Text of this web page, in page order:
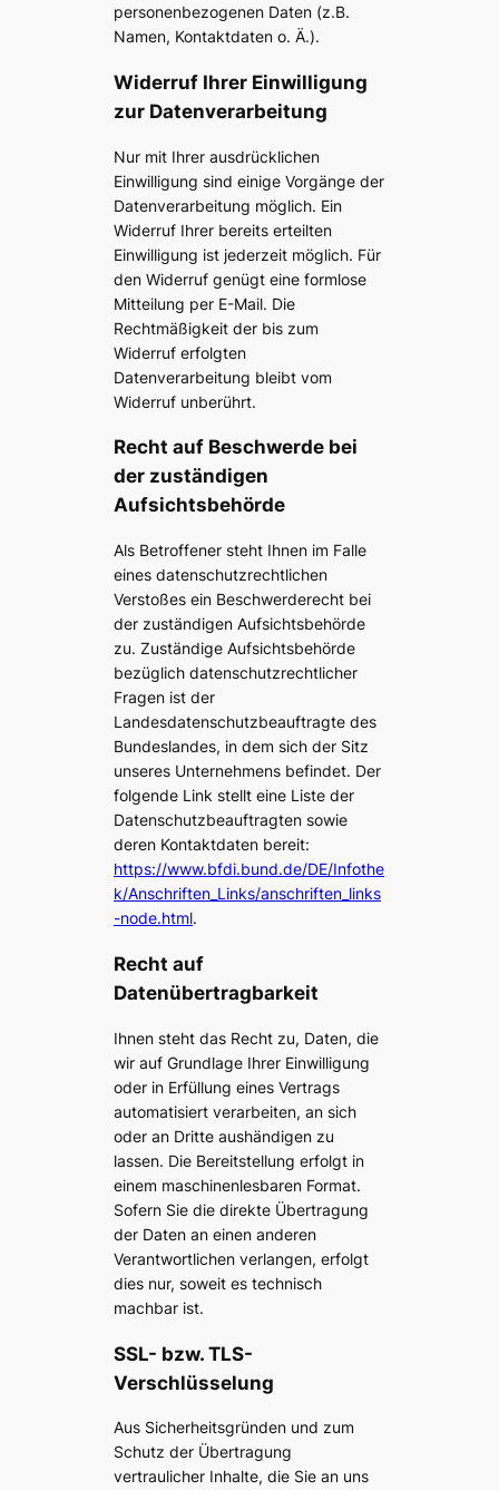
personenbezogenen Daten (z.B.
Namen, Kontaktdaten o. Ä.).
Widerruf Ihrer Einwilligung
zur Datenverarbeitung
Nur mit Ihrer ausdrücklichen
Einwilligung sind einige Vorgänge der
Datenverarbeitung möglich. Ein
Widerruf Ihrer bereits erteilten
Einwilligung ist jederzeit möglich. Für
den Widerruf genügt eine formlose
Mitteilung per E-Mail. Die
Rechtmäßigkeit der bis zum
Widerruf erfolgten
Datenverarbeitung bleibt vom
Widerruf unberührt.
Recht auf Beschwerde bei
der zuständigen
Aufsichtsbehörde
Als Betroffener steht Ihnen im Falle
eines datenschutzrechtlichen
Verstoßes ein Beschwerderecht bei
der zuständigen Aufsichtsbehörde
zu. Zuständige Aufsichtsbehörde
bezüglich datenschutzrechtlicher
Fragen ist der
Landesdatenschutzbeauftragte des
Bundeslandes, in dem sich der Sitz
unseres Unternehmens befindet. Der
folgende Link stellt eine Liste der
Datenschutzbeauftragten sowie
deren Kontaktdaten bereit:
https://www.bfdi.bund.de/DE/Infothe
k/Anschriften_Links/anschriften_links
-node.html.
Recht auf
Datenübertragbarkeit
Ihnen steht das Recht zu, Daten, die
wir auf Grundlage Ihrer Einwilligung
oder in Erfüllung eines Vertrags
automatisiert verarbeiten, an sich
oder an Dritte aushändigen zu
lassen. Die Bereitstellung erfolgt in
einem maschinenlesbaren Format.
Sofern Sie die direkte Übertragung
der Daten an einen anderen
Verantwortlichen verlangen, erfolgt
dies nur, soweit es technisch
machbar ist.
SSL- bzw. TLS-
Verschlüsselung
Aus Sicherheitsgründen und zum
Schutz der Übertragung
vertraulicher Inhalte, die Sie an uns